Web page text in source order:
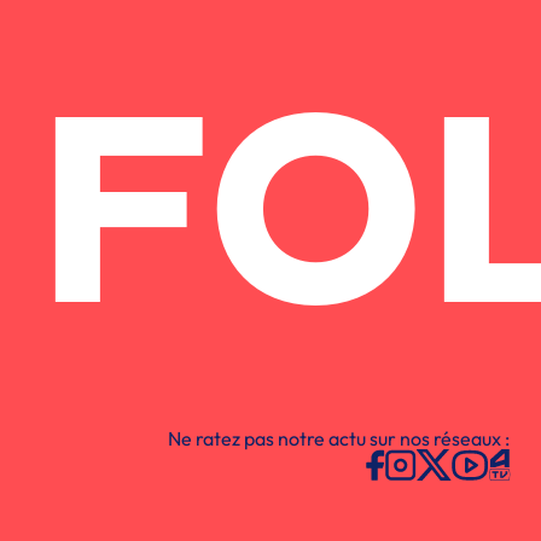
Ne ratez pas notre actu sur nos réseaux :